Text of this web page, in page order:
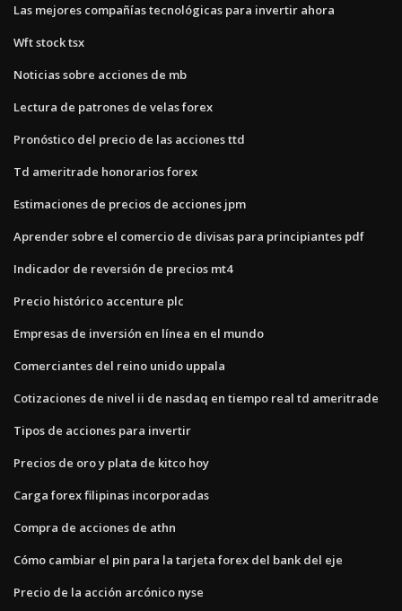
Las mejores compañías tecnológicas para invertir ahora
Wft stock tsx
Noticias sobre acciones de mb
Lectura de patrones de velas forex
Pronóstico del precio de las acciones ttd
Td ameritrade honorarios forex
Estimaciones de precios de acciones jpm
Aprender sobre el comercio de divisas para principiantes pdf
Indicador de reversión de precios mt4
Precio histórico accenture plc
Empresas de inversión en línea en el mundo
Comerciantes del reino unido uppala
Cotizaciones de nivel ii de nasdaq en tiempo real td ameritrade
Tipos de acciones para invertir
Precios de oro y plata de kitco hoy
Carga forex filipinas incorporadas
Compra de acciones de athn
Cómo cambiar el pin para la tarjeta forex del bank del eje
Precio de la acción arcónico nyse